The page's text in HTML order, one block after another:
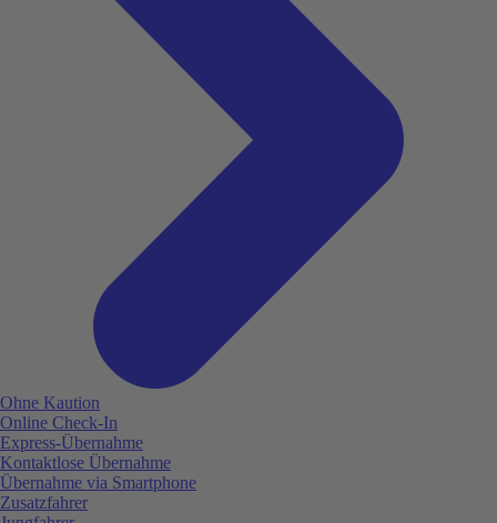
Ohne Kaution
Online Check-In
Express-Übernahme
Kontaktlose Übernahme
Übernahme via Smartphone
Zusatzfahrer